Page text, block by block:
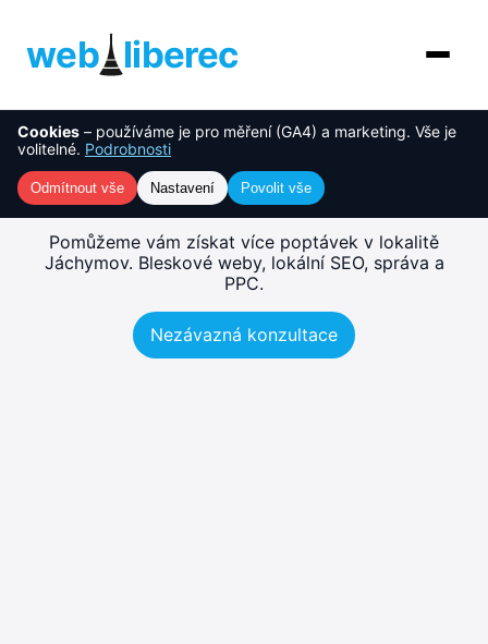
web liberec
O nás
Služby
NOVINKA
AI řešení
Cookies – používáme je pro měření (GA4) a marketing. Vše je
volitelné. Podrobnosti
Odmítnout vše Nastavení Povolit vše
Tvorba webu Jáchymov –
rychlé, SEO-ready weby
Pomůžeme vám získat více poptávek v lokalitě
Jáchymov. Bleskové weby, lokální SEO, správa a
PPC.
Nezávazná konzultace